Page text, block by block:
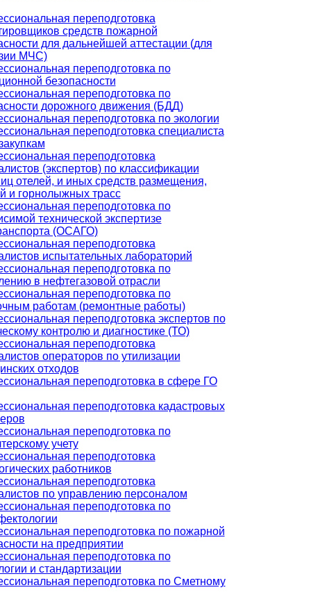
переподготовка
средств пожарной
для дальнейшей аттестации (для
МЧС)
переподготовка по
безопасности
переподготовка по
дорожного движения (БДД)
переподготовка по экологии
переподготовка специалиста
переподготовка
(экспертов) по классификации
отелей, и иных средств размещения,
и горнолыжных трасс
переподготовка по
технической экспертизе
(ОСАГО)
переподготовка
испытательных лабораторий
переподготовка по
в нефтегазовой отрасли
переподготовка по
работам (ремонтные работы)
переподготовка экспертов по
контролю и диагностике (ТО)
переподготовка
операторов по утилизации
отходов
переподготовка в сфере ГО
переподготовка кадастровых
переподготовка по
учету
переподготовка
работников
переподготовка
по управлению персоналом
переподготовка по
переподготовка по пожарной
на предприятии
переподготовка по
и стандартизации
переподготовка по Сметному